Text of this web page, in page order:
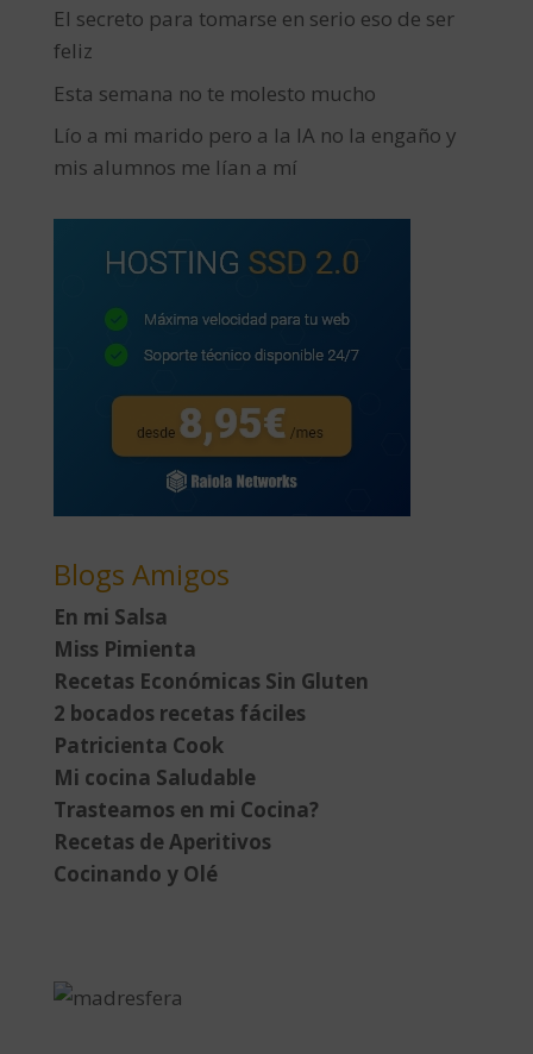
El secreto para tomarse en serio eso de ser
feliz
Esta semana no te molesto mucho
Lío a mi marido pero a la IA no la engaño y
mis alumnos me lían a mí
Blogs Amigos
En mi Salsa
Miss Pimienta
Recetas Económicas Sin Gluten
2 bocados recetas fáciles
Patricienta Cook
Mi cocina Saludable
Trasteamos en mi Cocina?
Recetas de Aperitivos
Cocinando y Olé